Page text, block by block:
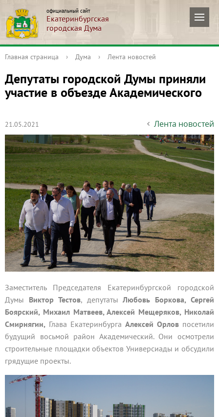
официальный сайт
Екатеринбургская
городская Дума
Главная страница › Дума › Лента новостей
Депутаты городской Думы приняли
участие в объезде Академического
21.05.2021 Лента новостей
Заместитель Председателя Екатеринбургской городской
Думы Виктор Тестов, депутатыЛюбовь Боркова, Сергей
Боярский, Михаил Матвеев, Алексей Мещеряков, Николай
Смирнягин, Глава Екатеринбурга Алексей Орлов посетили
будущий восьмой район Академический. Они осмотрели
строительные площадки объектов Универсиады и обсудили
грядущие проекты.